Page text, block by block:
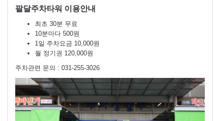
팔달주차타워 이용안내
최초 30분 무료
10분마다 500원
1일 주차요금 10,000원
월 정기권 120,000원
주차관련 문의 : 031-255-3026